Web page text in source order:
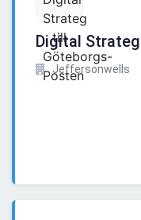
Digital
Jeffersonwells